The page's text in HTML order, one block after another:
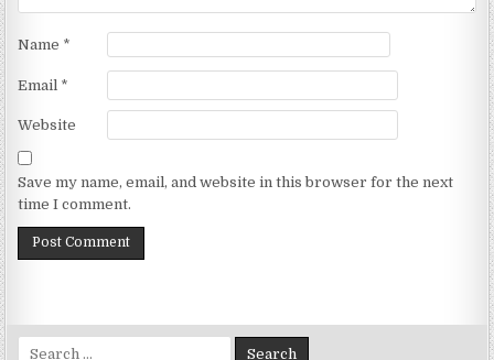
Name *
Email *
Website
Save my name, email, and website in this browser for the next
time I comment.
Search for: